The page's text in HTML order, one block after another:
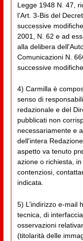
Legge 1948 N. 47,
l’Art. 3-Bis del
successive
2001, N. 62 e ad
alla delibera
Comunicazioni N.
successive modifiche.
4) Carmilla è
senso di
redazionale e del
pubblicati non
necessariamente e
dell'intera
aspetto va tenuto
azione o richiesta,
contenziosi,
indicata.
5) L’indirizzo e-mail
tecnica, di
osservazioni
(titolarità delle